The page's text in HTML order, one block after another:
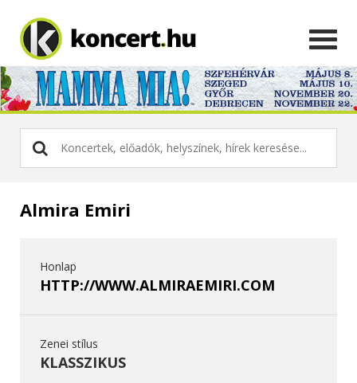
Almira Emiri
Honlap
HTTP://WWW.ALMIRAEMIRI.COM
Zenei stílus
KLASSZIKUS